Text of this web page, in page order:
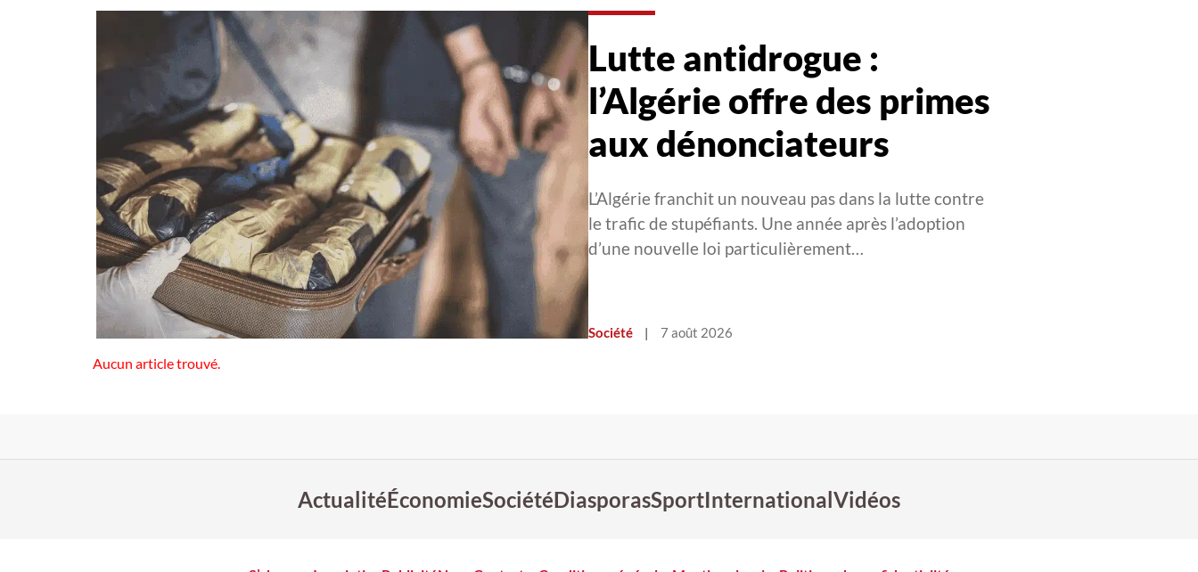
Lutte antidrogue :
l’Algérie offre des primes
aux dénonciateurs
L’Algérie franchit un nouveau pas dans la lutte contre
le trafic de stupéfiants. Une année après l’adoption
d’une nouvelle loi particulièrement…
Société | 7 août 2026
Aucun article trouvé.
ActualitéÉconomieSociétéDiasporasSportInternationalVidéos